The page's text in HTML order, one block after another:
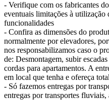
- Verifique com os fabricantes
eventuais limitações à utilização
funcionalidades
- Confira as dimensões do
normalmente por elevadores,
nos responsabilizamos caso o
de: Desmontagem, subir
cordas para apartamentos. A
em local que tenha e ofereça
- Só fazemos entregas por
entregas por transportes